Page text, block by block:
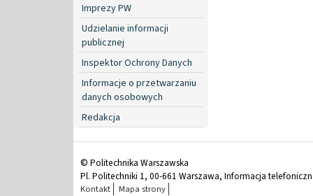
Imprezy PW
Udzielanie informacji
publicznej
Inspektor Ochrony Danych
Informacje o przetwarzaniu
danych osobowych
Redakcja
© Politechnika Warszawska
Pl. Politechniki 1, 00-661 Warszawa, Informacja
Kontakt Mapa strony